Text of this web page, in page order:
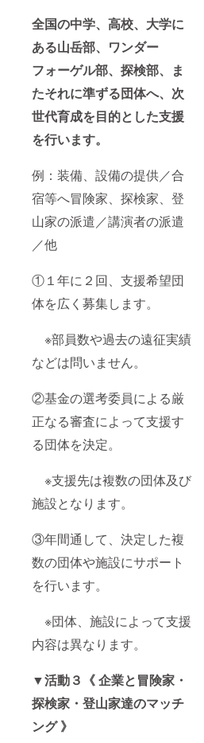
全国の中学、高校、大学に
ある山岳部、ワンダー
フォーゲル部、探検部、ま
たそれに準ずる団体へ、次
世代育成を目的とした支援
を行います。
例：装備、設備の提供／合
宿等へ冒険家、探検家、登
山家の派遣／講演者の派遣
／他
①１年に２回、支援希望団
体を広く募集します。
※部員数や過去の遠征実績
などは問いません。
②基金の選考委員による厳
正なる審査によって支援す
る団体を決定。
※支援先は複数の団体及び
施設となります。
③年間通して、決定した複
数の団体や施設にサポート
を行います。
※団体、施設によって支援
内容は異なります。
▼活動３《 企業と冒険家・
探検家・登山家達のマッチ
ング 》